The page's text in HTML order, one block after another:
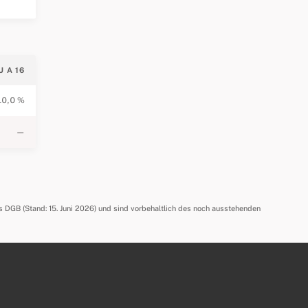
A 16
%
—
(Stand: 15. Juni 2026) und sind vorbehaltlich des noch ausstehenden